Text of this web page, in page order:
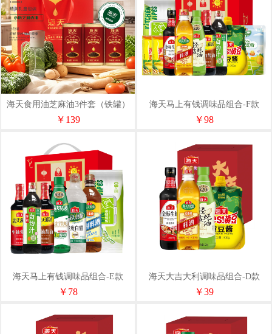
海天食用油芝麻油3件套（铁罐）
HT-Z302T
￥139
海天马上有钱调味品组合-F款
1500ml+2198g
￥98
海天马上有钱调味品组合-E款
3100ml+1180g
￥78
海天大吉大利调味品组合-D款
500ml+1418g
￥39